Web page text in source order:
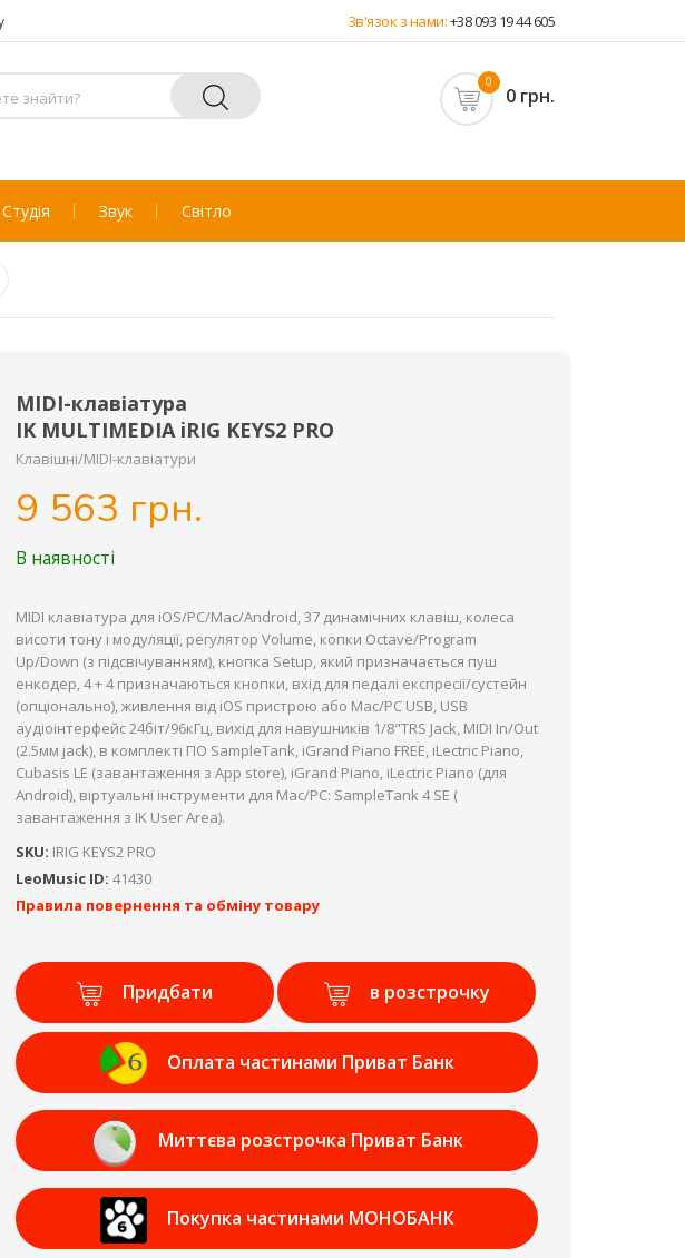
Зв'язок з нами:+38 093 19 44 605
0
0 грн.
Студія Звук Світло
MIDI-клавіатура
IK MULTIMEDIA iRIG KEYS2 PRO
Клавішні/MIDI-клавіатури
9 563 грн.
В наявності
MIDI клавіатура для iOS/PC/Mac/Android, 37 динамічних клавіш, колеса
висоти тону і модуляції, регулятор Volume, копки Octave/Program
Up/Down (з підсвічуванням), кнопка Setup, який призначається пуш
енкодер, 4 + 4 призначаються кнопки, вхід для педалі експресії/сустейн
(опціонально), живлення від iOS пристрою або Mac/PC USB, USB
аудіоінтерфейс 24біт/96кГц, вихід для навушників 1/8"TRS Jack, MIDI In/Out
(2.5мм jack), в комплекті ПО SampleTank, iGrand Piano FREE, iLectric Piano,
Cubasis LE (завантаження з App store), iGrand Piano, iLectric Piano (для
Android), віртуальні інструменти для Mac/PC: SampleTank 4 SE (
завантаження з IK User Area).
SKU: IRIG KEYS2 PRO
LeoMusic ID: 41430
Правила повернення та обміну товару
Придбати в розстрочку
Оплата частинами Приват Банк
Миттєва розстрочка Приват Банк
Покупка частинами МОНОБАНК